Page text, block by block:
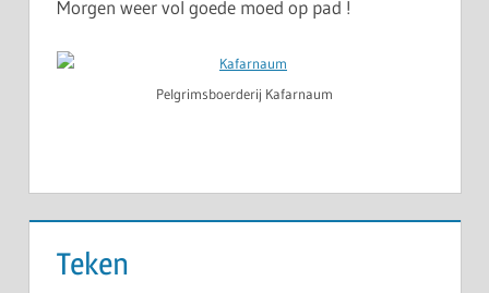
Morgen weer vol goede moed op pad !
Pelgrimsboerderij Kafarnaum
Teken